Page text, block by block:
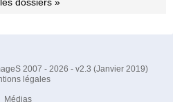
2007 - 2026 - v2.3 (Janvier 2019)
légales
Médias